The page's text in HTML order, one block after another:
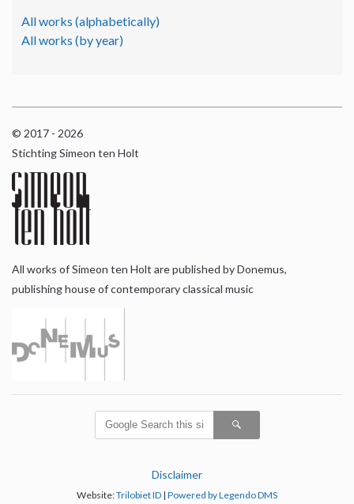
All works (alphabetically)
All works (by year)
© 2017 - 2026
Stichting Simeon ten Holt
All works of Simeon ten Holt are published by Donemus,
publishing house of contemporary classical music
Disclaimer
Website:Trilobiet ID | Powered by Legendo DMS